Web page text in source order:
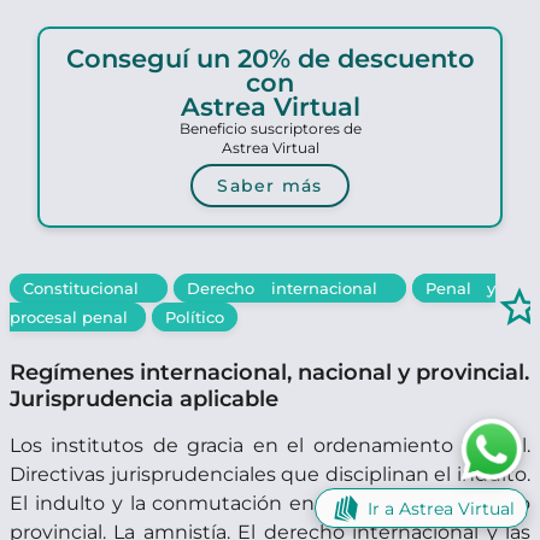
Conseguí un 20% de descuento
con
Astrea Virtual
Beneficio suscriptores de
Astrea Virtual
Saber más
Constitucional Derecho internacional
Penal y
procesal penal
Político
Regímenes internacional, nacional y provincial.
Jurisprudencia aplicable
Los institutos de gracia en el ordenamiento federal.
Directivas jurisprudenciales que disciplinan el indulto.
El indulto y la conmutación en el constitucionalismo
provincial. La amnistía. El derecho internacional y las
Ir a Astrea Virtual